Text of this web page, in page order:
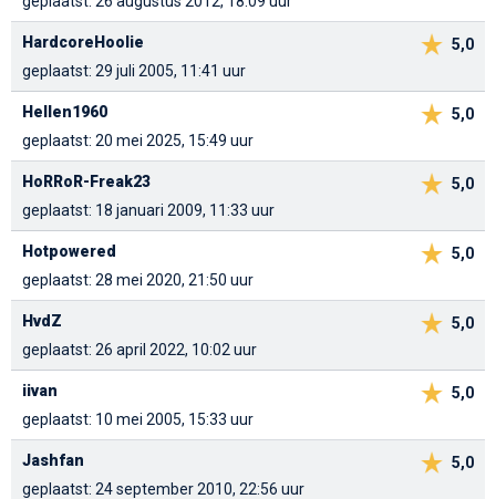
5,0
HardcoreHoolie
geplaatst: 29 juli 2005, 11:41 uur
5,0
Hellen1960
geplaatst: 20 mei 2025, 15:49 uur
5,0
HoRRoR-Freak23
geplaatst: 18 januari 2009, 11:33 uur
5,0
Hotpowered
geplaatst: 28 mei 2020, 21:50 uur
5,0
HvdZ
geplaatst: 26 april 2022, 10:02 uur
5,0
iivan
geplaatst: 10 mei 2005, 15:33 uur
5,0
Jashfan
geplaatst: 24 september 2010, 22:56 uur